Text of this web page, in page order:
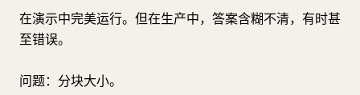
在演示中完美运行。但在生产中，答案含糊不清，有时甚
至错误。
问题：分块大小。